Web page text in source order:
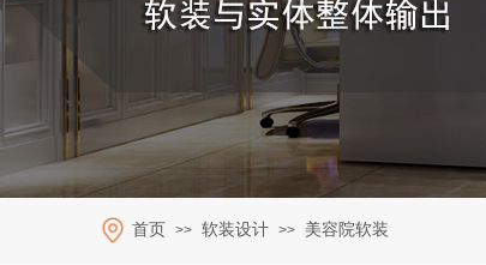
首页 >> 软装设计 >> 美容院软装